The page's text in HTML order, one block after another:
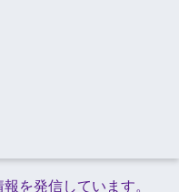
を発信しています。